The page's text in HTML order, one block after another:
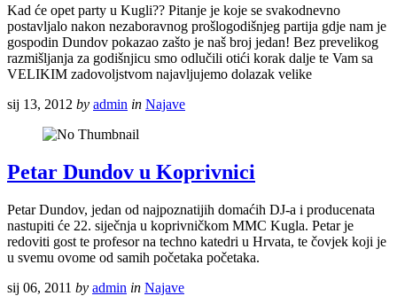
Kad će opet party u Kugli?? Pitanje je koje se svakodnevno
postavljalo nakon nezaboravnog prošlogodišnjeg partija gdje nam je
gospodin Dundov pokazao zašto je naš broj jedan! Bez prevelikog
razmišljanja za godišnjicu smo odlučili otići korak dalje te Vam sa
VELIKIM zadovoljstvom najavljujemo dolazak velike
sij 13, 2012 by admin in Najave
Petar Dundov u Koprivnici
Petar Dundov, jedan od najpoznatijih domaćih DJ-a i producenata
nastupiti će 22. siječnja u koprivničkom MMC Kugla. Petar je
redoviti gost te profesor na techno katedri u Hrvata, te čovjek koji je
u svemu ovome od samih početaka početaka.
sij 06, 2011 by admin in Najave